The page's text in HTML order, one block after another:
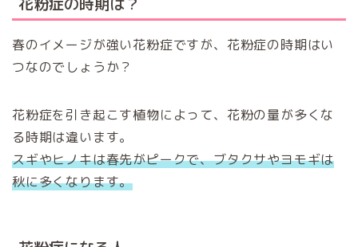
春のイメージが強い花粉症ですが、花粉症の時期はい
つなのでしょうか？
花粉症を引き起こす植物によって、花粉の量が多くな
る時期は違います。
スギやヒノキは春先がピークで、ブタクサやヨモギは
秋に多くなります。